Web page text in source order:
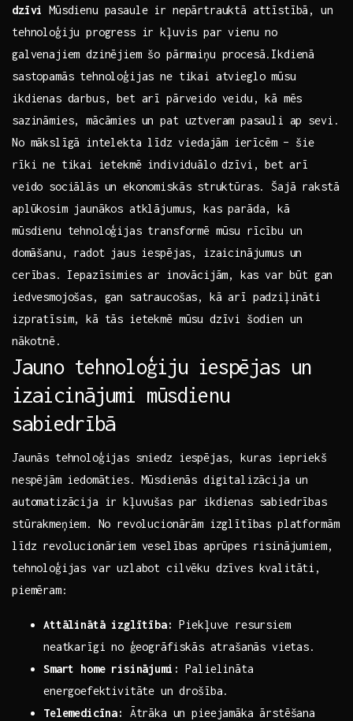
dzīvi Mūsdienu pasaule ir nepārtrauktā attīstībā, un
tehnoloģiju progress​ ir kļuvis par vienu no
‌galvenajiem dzinējiem šo​ pārmaiņu procesā.Ikdienā⁤
sastopamās tehnoloģijas ne tikai atvieglo mūsu
ikdienas​ darbus, bet arī pārveido veidu, ⁣kā mēs
sazināmies, mācāmies un pat ‍uztveram ⁣pasauli ap sevi.
No mākslīgā⁣ intelekta ⁢līdz viedajām⁢ ierīcēm –⁢ šie
rīki ne tikai ⁢ietekmē individuālo dzīvi, bet⁤ arī⁢
veido sociālās un ekonomiskās⁢ struktūras. Šajā ‍rakstā
aplūkosim jaunākos ​atklājumus, kas parāda, kā
mūsdienu tehnoloģijas transformē mūsu rīcību un
⁣domāšanu,‌ radot jaus iespējas, izaicinājumus un⁤
cerības. ⁤Iepazīsimies ar‍ inovācijām, ⁤kas ⁢var būt gan
iedvesmojošas, gan satraucošas,‌ kā‌ arī padziļināti
izpratīsim, kā tās ietekmē mūsu​ dzīvi šodien​ un
⁤nākotnē.
Jauno tehnoloģiju⁢ iespējas un
izaicinājumi mūsdienu
sabiedrībā
Jaunās tehnoloģijas sniedz iespējas, kuras ​iepriekš
nespējām⁤ iedomāties. Mūsdienās digitalizācija un
automatizācija ‌ir kļuvušas par ikdienas sabiedrības
stūrakmeņiem.⁣ No revolucionārām izglītības platformām
līdz revolucionāriem veselības⁣ aprūpes risinājumiem,​
tehnoloģijas var uzlabot cilvēku​ dzīves kvalitāti,
piemēram:
Attālinātā izglītība: Piekļuve resursiem
neatkarīgi⁤ no ģeogrāfiskās atrašanās vietas.
Smart​ home risinājumi: Palielināta
energoefektivitāte un drošība.
Telemedicīna:
Ātrāka ‍un ‌pieejamāka ​ārstēšana